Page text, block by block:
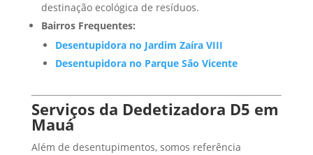
destinação ecológica de resíduos.
Bairros Frequentes:
Desentupidora no Jardim Zaíra VIII
Desentupidora no Parque São Vicente
Serviços da Dedetizadora D5 em
Mauá
Além de desentupimentos, somos referência